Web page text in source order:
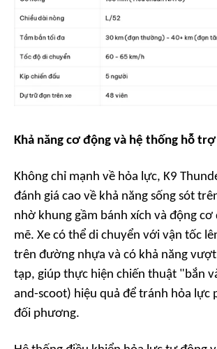
Khả năng cơ động và hệ thống hỗ trợ
Không chỉ mạnh về hỏa lực, K9
đánh giá cao về khả năng sống sót
nhờ khung gầm bánh xích và động cơ
mẽ. Xe có thể di chuyển với vận tốc
trên đường nhựa và có khả năng
tạp, giúp thực hiện chiến thuật "bắn
and-scoot) hiệu quả để tránh hỏa lực
đối phương.